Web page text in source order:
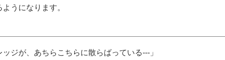
うになります。
ッジが、あちらこちらに散らばっている---」